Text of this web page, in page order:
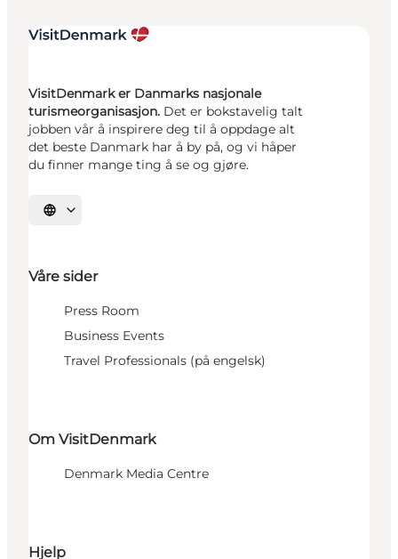
VisitDenmark er Danmarks nasjonale
turismeorganisasjon. Det er bokstavelig talt
jobben vår å inspirere deg til å oppdage alt
det beste Danmark har å by på, og vi håper
du finner mange ting å se og gjøre.
Velg språk
Våre sider
Press Room
Business Events
Travel Professionals (på engelsk)
Om VisitDenmark
Denmark Media Centre
Hjelp